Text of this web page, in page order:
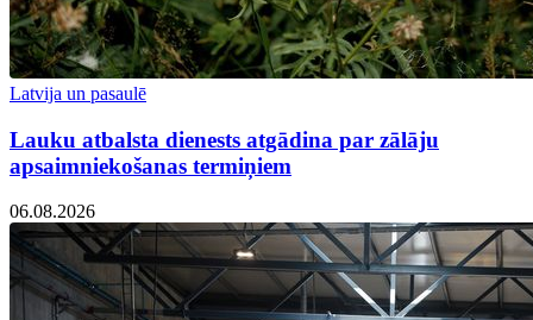
Latvija un pasaulē
Lauku atbalsta dienests atgādina par zālāju
apsaimniekošanas termiņiem
06.08.2026